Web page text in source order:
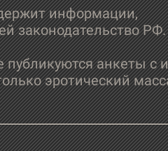
информации,
законодательство РФ.
публикуются анкеты с
эротический